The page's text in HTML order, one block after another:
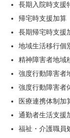
長期入院時支援
帰宅時支援加算
長期帰宅時支援
地域生活移行
精神障害者地
強度行動障害
強度行動障害
医療連携体制加
通勤者生活支
福祉・介護職員